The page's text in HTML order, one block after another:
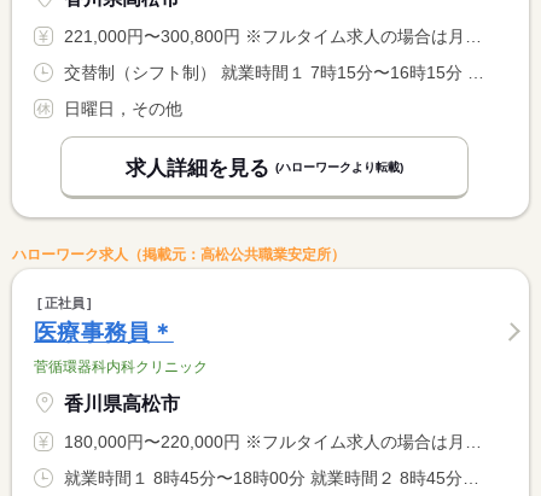
221,000円〜300,800円 ※フルタイム求人の場合は月額（換算額）、パート求人の場合は時間額を表示しています。
日曜日，その他
求人詳細を見る (ハローワークより転載)
ハローワーク求人（掲載元：高松公共職業安定所）
正社員
医療事務員＊
菅循環器科内科クリニック
香川県高松市
180,000円〜220,000円 ※フルタイム求人の場合は月額（換算額）、パート求人の場合は時間額を表示しています。